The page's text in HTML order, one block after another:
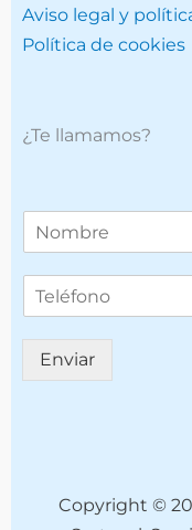
Aviso legal y
Política de cookies
¿Te llamamos?
Enviar
Copyright ©